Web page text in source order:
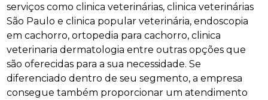
serviços como clinica veterinárias, clinica veterinárias
São Paulo e clinica popular veterinária, endoscopia
em cachorro, ortopedia para cachorro, clinica
veterinaria dermatologia entre outras opções que
são oferecidas para a sua necessidade. Se
diferenciado dentro de seu segmento, a empresa
consegue também proporcionar um atendimento